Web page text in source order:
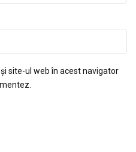
site-ul web în acest navigator